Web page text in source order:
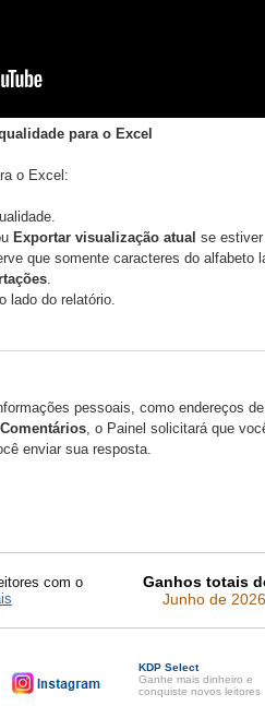
para o Excel
o Excel:
Exportar visualização atual se
que somente caracteres do
.
lado do relatório.
pessoais, como endereços
Comentários, o Painel solicitará que
enviar sua resposta.
com o
Ganhos totais
Junho de 2026
KDP Select
Ganhe mais dinheiro e
conquiste novos leitores